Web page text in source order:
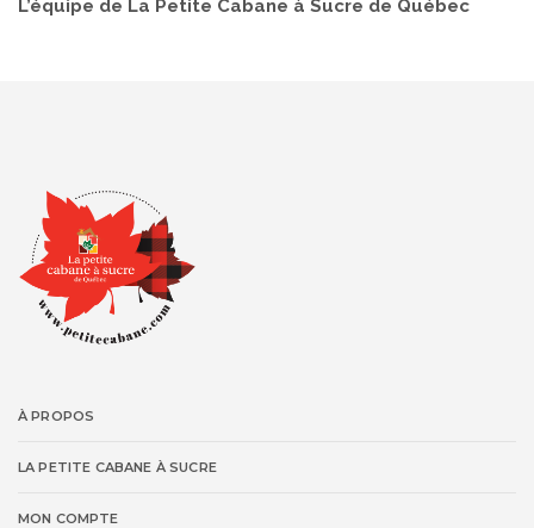
L’équipe de La Petite Cabane à Sucre de Québec
À PROPOS
LA PETITE CABANE À SUCRE
MON COMPTE